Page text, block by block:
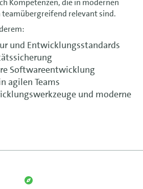
relevant sind.
und Entwicklungsstandards
Softwareentwicklung
agilen Teams
und moderne